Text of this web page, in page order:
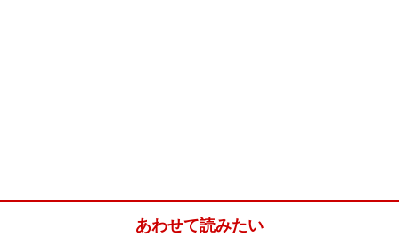
あわせて読みたい